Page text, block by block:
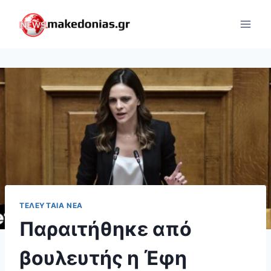
content
ΤΕΛΕΥΤΑΊΑ ΝΈΑ
Παραιτήθηκε από
βουλευτής η Έφη